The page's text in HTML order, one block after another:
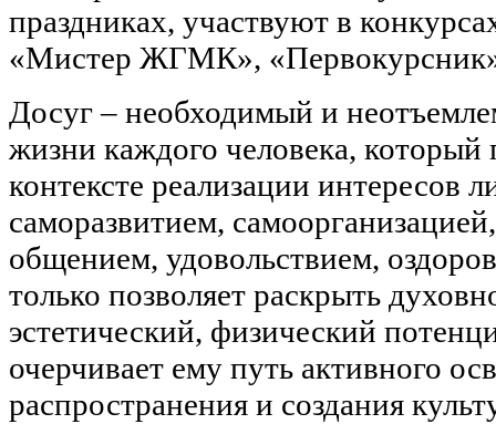
праздниках, участвуют в
«Мистер ЖГМК»,
Досуг – необходимый и
жизни каждого человека, который
контексте реализации интересов
саморазвитием,
общением, удовольствием,
только позволяет раскрыть
эстетический, физический
очерчивает ему путь активного
распространения и создания